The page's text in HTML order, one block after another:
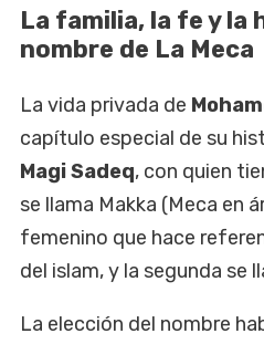
La familia, la fe y la
nombre de La Meca
La vida privada de
capítulo especial de su
Magi Sadeq, con quien
se llama Makka (Meca en
femenino que hace
del islam, y la segunda se
La elección del nombre